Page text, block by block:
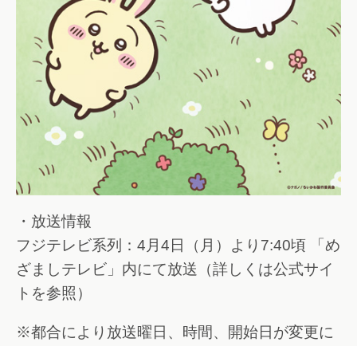
・放送情報
フジテレビ系列：4月4日（月）より7:40頃 「め
ざましテレビ」内にて放送（詳しくは公式サイ
トを参照）
※都合により放送曜日、時間、開始日が変更に